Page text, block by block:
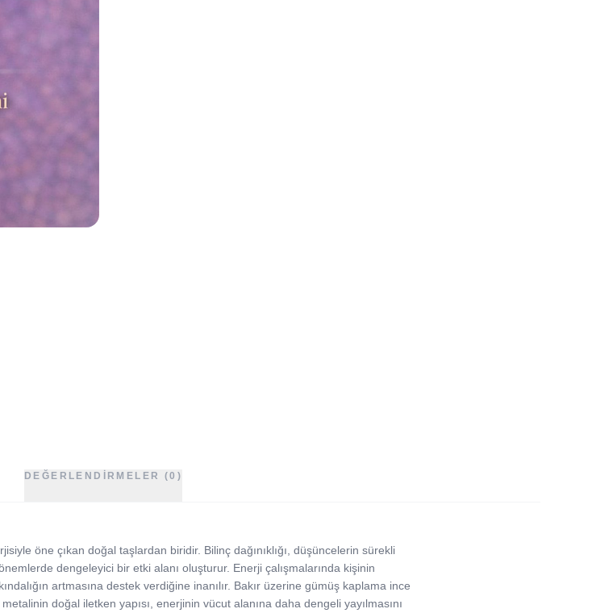
DEĞERLENDIRMELER (0)
öne çıkan doğal taşlardan biridir. Bilinç dağınıklığı, düşüncelerin sürekli
dengeleyici bir etki alanı oluşturur. Enerji çalışmalarında kişinin
artmasına destek verdiğine inanılır. Bakır üzerine gümüş kaplama ince
doğal iletken yapısı, enerjinin vücut alanına daha dengeli yayılmasını